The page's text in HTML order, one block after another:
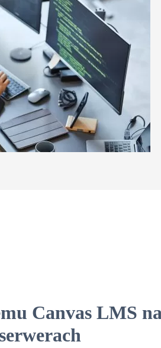
Canvas LMS na